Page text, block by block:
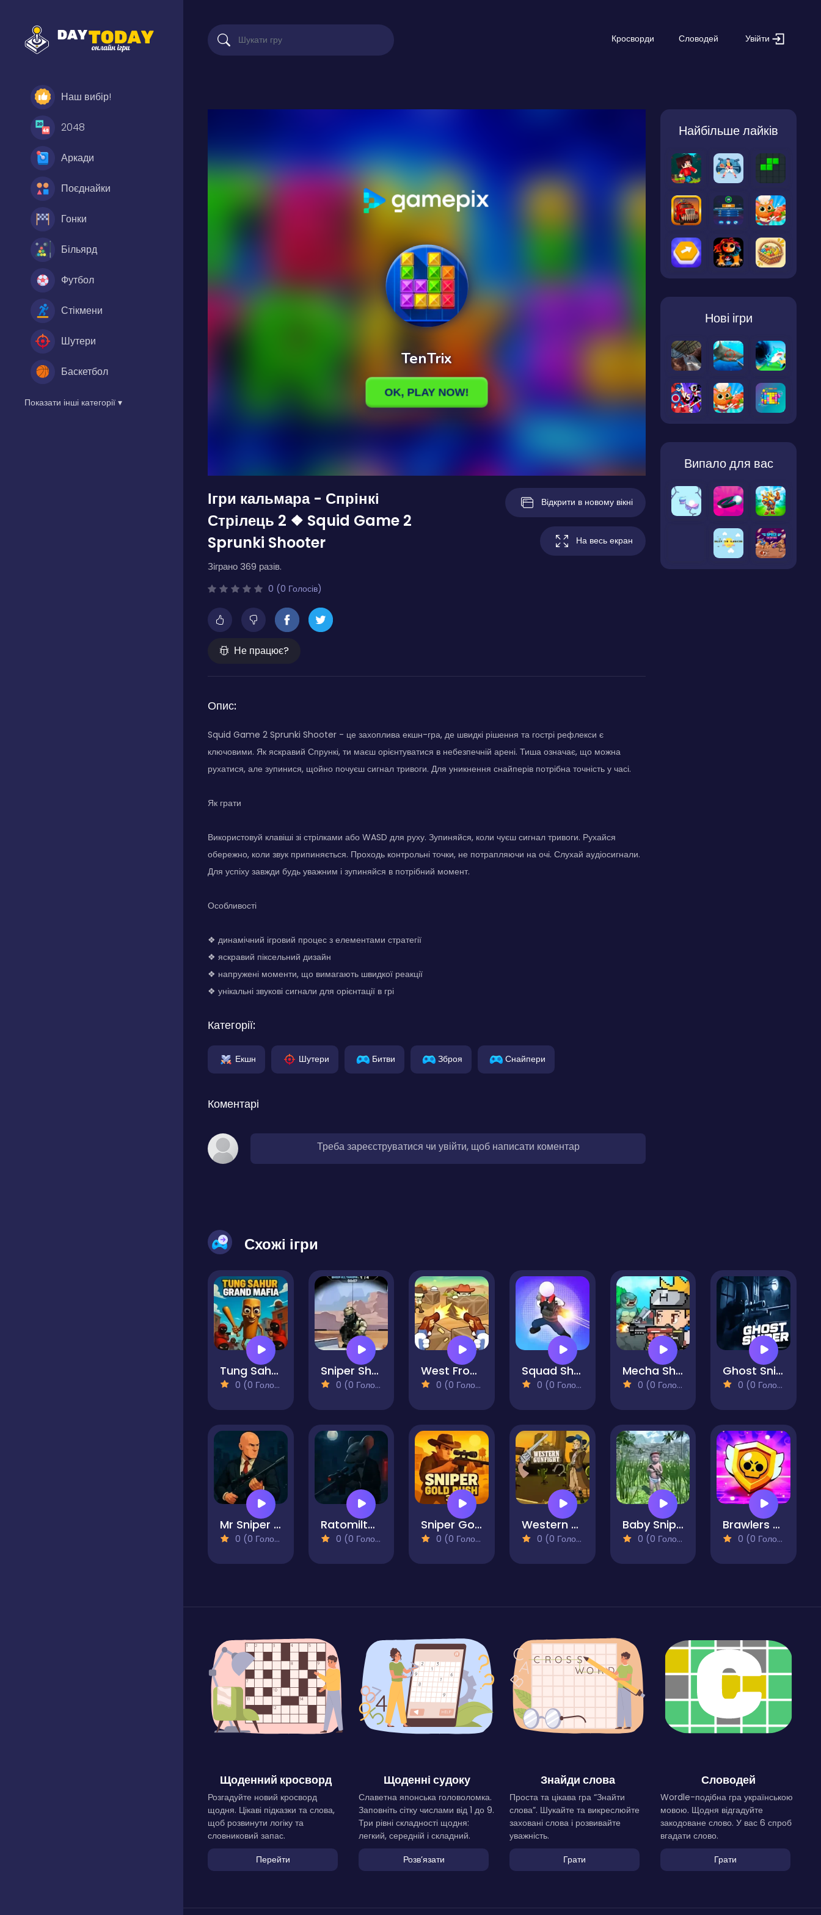
Наш вибір!
2048
Аркади
Поєднайки
Гонки
Більярд
Футбол
Стікмени
Шутери
Баскетбол
Показати інші категорії ▾
Кросворди Словодей Увійти
Ігри кальмара - Спрінкі
Стрілець 2 ❖ Squid Game 2
Sprunki Shooter
Зіграно 369 разів.
0 (0 Голосів)
Не працює?
Відкрити в новому вікні
На весь екран
Опис:
Squid Game 2 Sprunki Shooter - це захоплива екшн-гра, де швидкі рішення та гострі рефлекси є
ключовими. Як яскравий Спрункі, ти маєш орієнтуватися в небезпечній арені. Тиша означає, що можна
рухатися, але зупинися, щойно почуєш сигнал тривоги. Для уникнення снайперів потрібна точність у часі.
Як грати
Використовуй клавіші зі стрілками або WASD для руху. Зупиняйся, коли чуєш сигнал тривоги. Рухайся
обережно, коли звук припиняється. Проходь контрольні точки, не потрапляючи на очі. Слухай аудіосигнали.
Для успіху завжди будь уважним і зупиняйся в потрібний момент.
Особливості
❖ динамічний ігровий процес з елементами стратегії
❖ яскравий піксельний дизайн
❖ напружені моменти, що вимагають швидкої реакції
❖ унікальні звукові сигнали для орієнтації в грі
Категорії:
Екшн Шутери Битви Зброя Снайпери
Коментарі
Треба зареєструватися чи увійти, щоб написати коментар
Найбільше лайків
Нові ігри
Випало для вас
Схожі ігри
Tung Sahur Grand Mafia
0 (0 Голосів)
Sniper Shot
0 (0 Голосів)
West Frontier Sharpshooter 3D
0 (0 Голосів)
Squad Shooter 3D - Army Commando Gun Battle Game
0 (0 Голосів)
Mecha Shoot Pixel RPG
0 (0 Голосів)
Ghost Sniper
0 (0 Голосів)
Mr Sniper 2 Silent Assassin
0 (0 Голосів)
Ratomilton the Hitman
0 (0 Голосів)
Sniper Gold Rush 3D
0 (0 Голосів)
Western Gunfight
0 (0 Голосів)
Baby Sniper In Vietnam
0 (0 Голосів)
Brawlers 3D Shooter Stars
0 (0 Голосів)
Щоденний кросворд
Розгадуйте новий кросворд
щодня. Цікаві підказки та слова,
щоб розвинути логіку та
словниковий запас.
Перейти
Щоденні судоку
Славетна японська головоломка.
Заповніть сітку числами від 1 до 9.
Три рівні складності щодня:
легкий, середній і складний.
Розвʼязати
Знайди слова
Проста та цікава гра “Знайти
слова”. Шукайте та викреслюйте
заховані слова і розвивайте
уважність.
Грати
Словодей
Wordle-подібна гра українською
мовою. Щодня відгадуйте
закодоване слово. У вас 6 спроб
вгадати слово.
Грати